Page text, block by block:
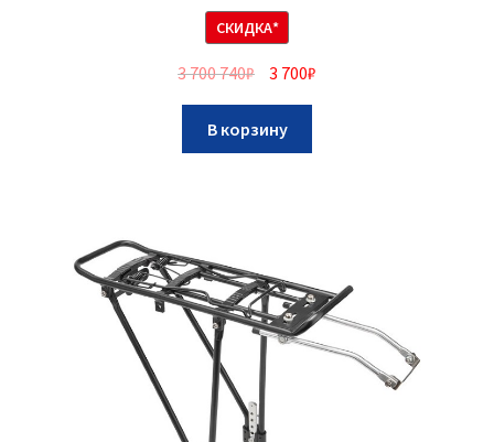
СКИДКА*
3 700 740₽ 3 700₽
В корзину